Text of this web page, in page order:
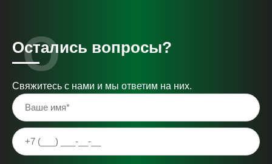
Остались вопросы?
Свяжитесь с нами и мы ответим на них.